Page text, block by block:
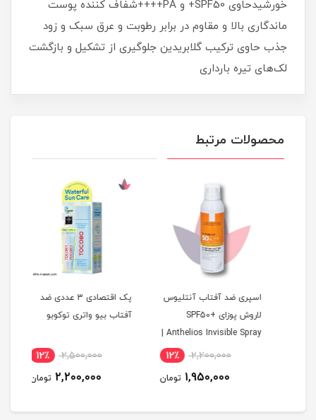
خورشیدحاوی SPF50+ و PA++++شفاف کننده پوست
ماندگاری بالا و مقاوم در برابر رطوبت و عرق سبک و زود
جذب حاوی ترکیب گلابریدین جلوگیری از تشکیل و بازگشت
لک‌های تیره بارداری
محصولات مرتبط
اسپری ضد آفتاب آنتلیوس
لاروش پوزای SPF50+
Anthelios Invisible Spray |
2,200,000 12٪
1,950,000 تومان
پک اقتصادی 3 عددی ضد
آفتاب بیو واتری توکوبو
2,500,000 12٪
2,200,000 تومان